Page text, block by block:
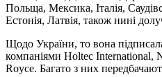
Польща, Мексика, Італія,
Естонія, Латвія, також нині
Щодо України, то вона
компаніями Holtec International,
Royce. Багато з них